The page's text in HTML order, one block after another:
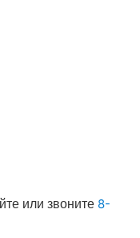
или звоните 8-